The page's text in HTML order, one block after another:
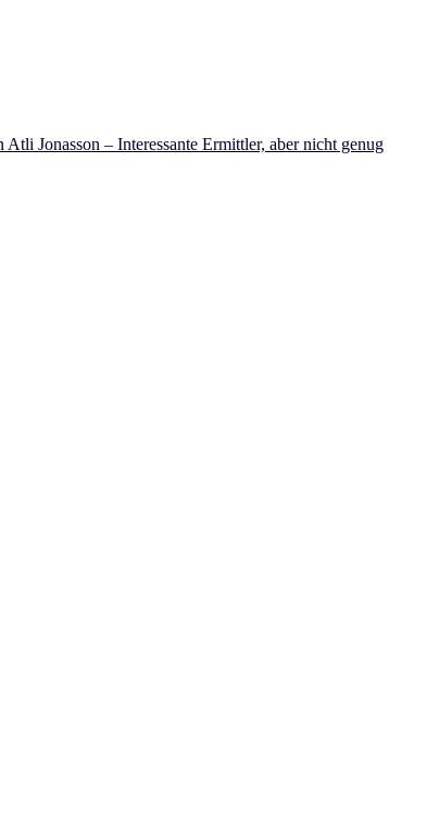
Atli Jonasson – Interessante Ermittler, aber nicht genug